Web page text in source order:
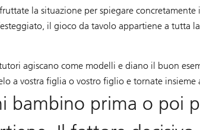
la situazione per spiegare
il gioco da tavolo appartiene a tutta
agiscano come modelli e diano il buon
a vostra figlia o vostro figlio e tornate insieme
bambino prima o poi